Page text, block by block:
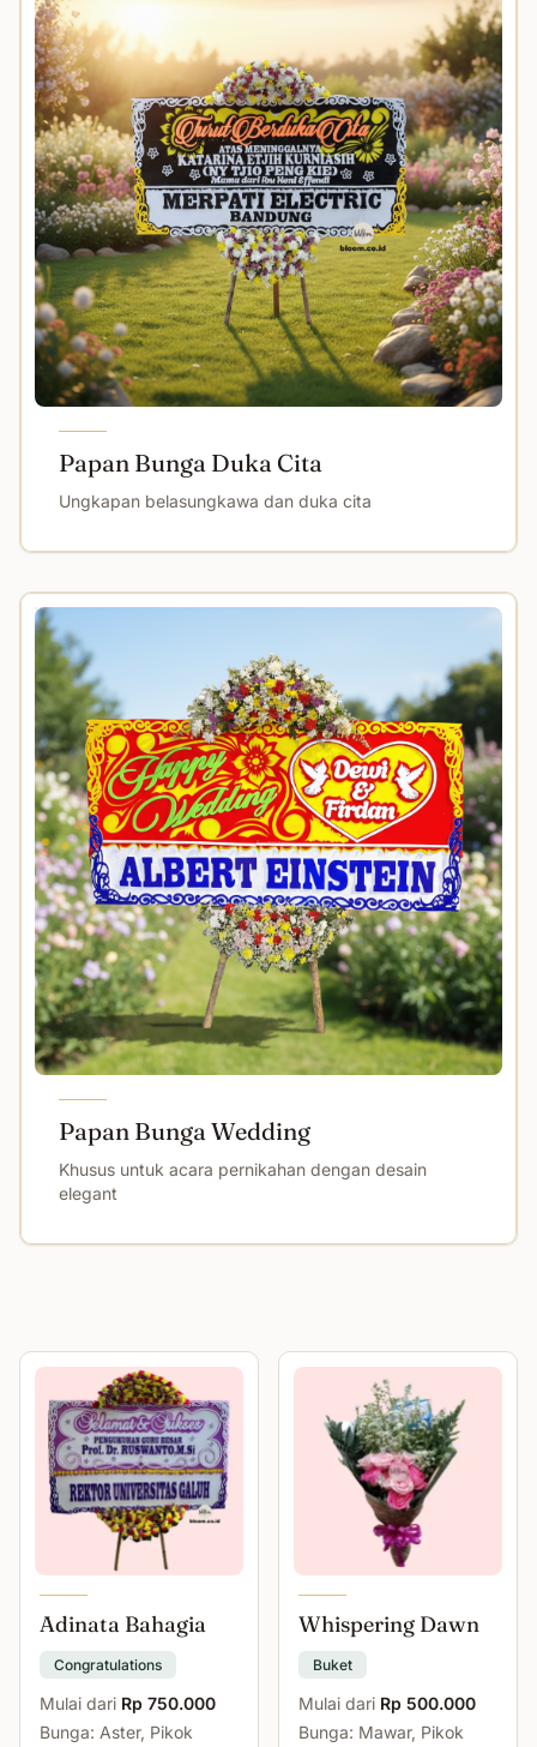
Papan Bunga Duka Cita
Ungkapan belasungkawa dan duka cita
Papan Bunga Wedding
Khusus untuk acara pernikahan dengan desain
elegant
Adinata Bahagia
Congratulations
Mulai dari Rp 750.000
Bunga: Aster, Pikok
Whispering Dawn
Buket
Mulai dari Rp 500.000
Bunga: Mawar, Pikok